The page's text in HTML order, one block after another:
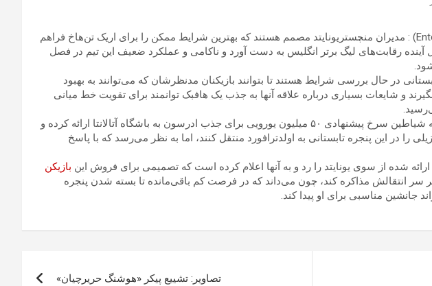
پایگاه خبری تحلیلی انتخاب (Entekhab.ir) : مدیران منچستریونایتد مصمم هستند که بهترین شرایط ممکن را برای اریک تن‌هاخ فراهم
آینده رقابت‌های لیگ برتر انگلیس به دست آورد و ناکامی و عملکرد ضعیف این تیم در فصل
در حال بررسی شرایط هستند تا بتوانند بازیکنان مدنظرشان که می‌توانند به بهبود
و شایعات بسیاری درباره علاقه آنها به جذب یک هافبک توانمند برای تقویت خط میانی
حالا اسپورت ایتالیا خبر داده است که شیاطین سرخ پیشنهادی ۵۰ میلیون یورویی برای جذب ادرسون به باشگاه آتالانتا ارائه کرده و
را در این پنجره تابستانی به اولدترافورد منتقل کنند، اما به نظر می‌رسد که با پاسخ
ارائه شده از سوی یونایتد را رد و به آنها اعلام کرده است که تصمیمی برای فروش این بازیکن
سر انتقالش مذاکره کند، چون می‌داند که در فرصت کم باقی‌مانده تا بسته شدن پنجره
جانشین مناسبی برای او پیدا کند.
تصاویر: تشییع پیکر «هوشنگ حریرچیان»